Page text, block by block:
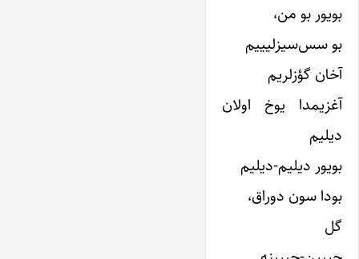
بویور بو من،
بو سس‌سیز‌لیییم
آخان گؤزلریم
آغزیمدا یوخ اولان
دیلیم
بویور دیلیم-دیلیم
بودا سون دوراق،
گل